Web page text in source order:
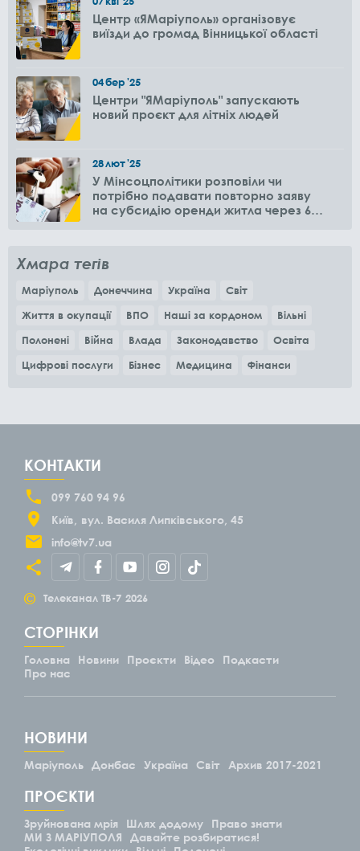
Центр «ЯМаріуполь» організовує
виїзди до громад Вінницької області
04бер'25
Центри "ЯМаріуполь" запускають
новий проєкт для літніх людей
28лют'25
У Мінсоцполітики розповіли чи
потрібно подавати повторно заяву
на субсидію оренди житла через 6
Хмара тегів
Маріуполь Донеччина Україна
Світ
Життя в окупації
ВПО Наші за кордоном
Вільні
Полонені
Війна Влада Законодавство
Освіта
Цифрові послуги
Бізнес Медицина Фінанси
КОНТАКТИ
099 760 94 96
Київ
вул. Василя Липківського, 45
info@tv7.ua
© Телеканал ТВ-7 2026
СТОРІНКИ
Головна Новини Проєкти Відео
Подкасти
Про нас
НОВИНИ
Маріуполь Донбас Україна Світ Архив 2017-2021
ПРОЄКТИ
Зруйнована мрія Шлях додому
Право знати
МИ З МАРІУПОЛЯ
Давайте розбиратися!